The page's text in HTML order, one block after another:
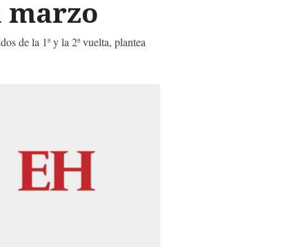
marzo
de la 1ª y la 2ª vuelta, plantea